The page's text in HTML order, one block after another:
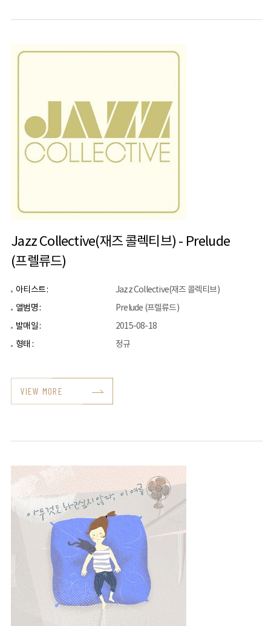
Jazz Collective(재즈 콜렉티브) - Prelude
(프렐류드)
아티스트 :
Jazz Collective(재즈 콜렉티브)
앨범명 :
Prelude (프렐류드)
발매일 :
2015-08-18
형태 :
정규
VIEW MORE